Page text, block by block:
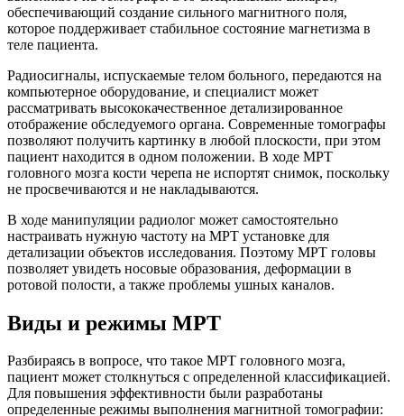
обеспечивающий создание сильного магнитного поля,
которое поддерживает стабильное состояние магнетизма в
теле пациента.
Радиосигналы, испускаемые телом больного, передаются на
компьютерное оборудование, и специалист может
рассматривать высококачественное детализированное
отображение обследуемого органа. Современные томографы
позволяют получить картинку в любой плоскости, при этом
пациент находится в одном положении. В ходе МРТ
головного мозга кости черепа не испортят снимок, поскольку
не просвечиваются и не накладываются.
В ходе манипуляции радиолог может самостоятельно
настраивать нужную частоту на МРТ установке для
детализации объектов исследования. Поэтому МРТ головы
позволяет увидеть носовые образования, деформации в
ротовой полости, а также проблемы ушных каналов.
Виды и режимы МРТ
Разбираясь в вопросе, что такое МРТ головного мозга,
пациент может столкнуться с определенной классификацией.
Для повышения эффективности были разработаны
определенные режимы выполнения магнитной томографии: